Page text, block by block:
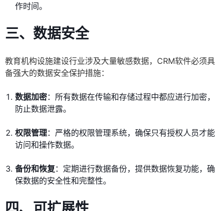
作时间。
三、数据安全
教育机构设施建设行业涉及大量敏感数据，CRM软件必须具
备强大的数据安全保护措施：
数据加密：所有数据在传输和存储过程中都应进行加密，
防止数据泄露。
权限管理：严格的权限管理系统，确保只有授权人员才能
访问和操作数据。
备份和恢复 ：定期进行数据备份，提供数据恢复功能，确
保数据的安全性和完整性。